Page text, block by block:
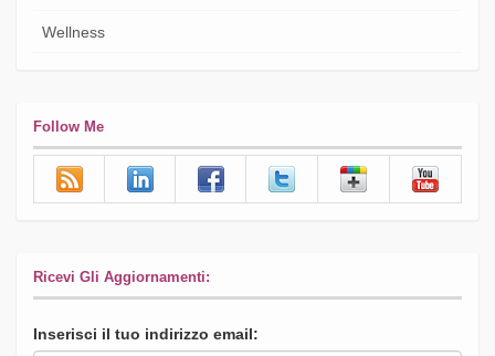
Wellness
Follow Me
Ricevi Gli Aggiornamenti:
Inserisci il tuo indirizzo email: